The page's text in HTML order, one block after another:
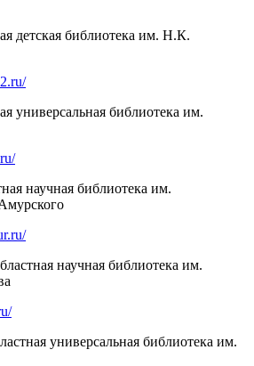
детская библиотека им. Н.К.
универсальная библиотека им.
научная библиотека им.
научная библиотека им.
универсальная библиотека им.